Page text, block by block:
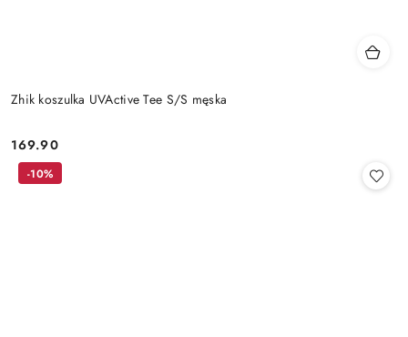
Zhik koszulka UVActive Tee S/S męska
Cena:
169.90
-10%